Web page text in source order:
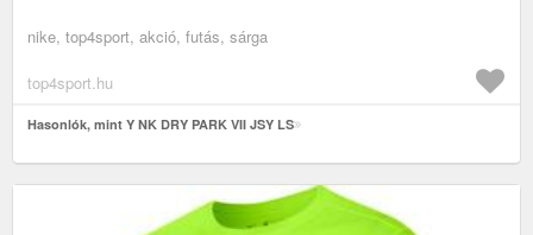
nike, top4sport, akció, futás, sárga
top4sport.hu
Hasonlók, mint Y NK DRY PARK VII JSY LS